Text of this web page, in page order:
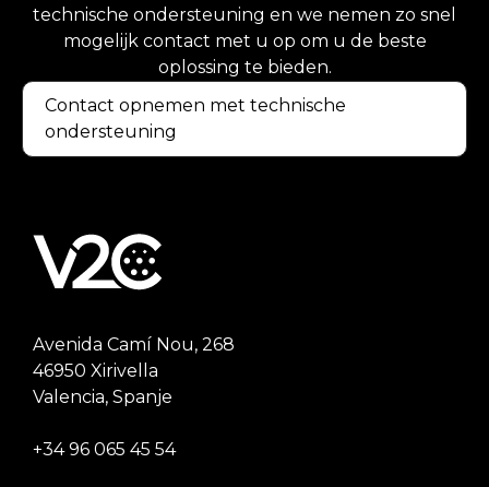
technische ondersteuning en we nemen zo snel
mogelijk contact met u op om u de beste
oplossing te bieden.
Contact opnemen met technische
ondersteuning
Avenida Camí Nou, 268
46950 Xirivella
Valencia, Spanje
+34 96 065 45 54